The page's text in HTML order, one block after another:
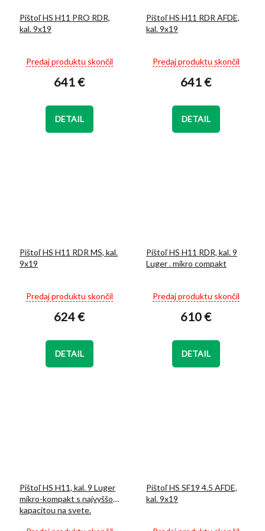
Pištoľ HS H11 PRO RDR,
kal. 9x19
Priemerné
hodnotenie
produktu
z
5
Predaj produktu skončil
641 €
DETAIL
Pištoľ HS H11 RDR AFDE,
kal. 9x19
Priemerné
hodnotenie
produktu
z
5
Predaj produktu skončil
641 €
DETAIL
Pištoľ HS H11 RDR MS, kal.
9x19
Priemerné
hodnotenie
produktu
5,0
z
Predaj produktu skončil
624 €
DETAIL
Pištoľ HS H11 RDR, kal. 9
Luger . mikro compakt
Priemerné
hodnotenie
produktu
5,0
z
Predaj produktu skončil
610 €
DETAIL
Pištoľ HS H11, kal. 9 Luger
mikro-kompakt s najvyššou
kapacitou na svete.
Priemerné
Pištoľ HS SF19 4.5 AFDE,
kal. 9x19
Priemerné